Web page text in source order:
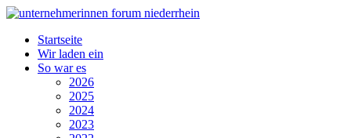
Startseite
Wir laden ein
So war es
2026
2025
2024
2023